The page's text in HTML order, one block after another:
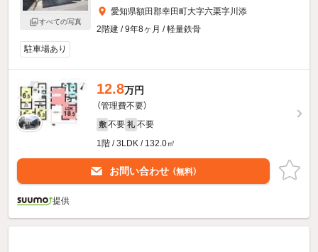
すべての写真
愛知県額田郡幸田町大字六栗字川添
2階建 / 9年8ヶ月 / 軽量鉄骨
駐車場あり
12.8万円
（管理費不要）
敷 不要 礼 不要
1階 / 3LDK / 132.0㎡
お問い合わせ （無料）
提供